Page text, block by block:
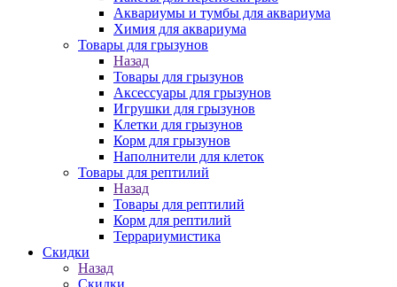
Аквариумы и тумбы для аквариума
Химия для аквариума
Товары для грызунов
Назад
Товары для грызунов
Аксессуары для грызунов
Игрушки для грызунов
Клетки для грызунов
Корм для грызунов
Наполнители для клеток
Товары для рептилий
Назад
Товары для рептилий
Корм для рептилий
Террариумистика
Скидки
Назад
Скидки